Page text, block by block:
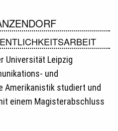
Universität Leipzig
und
Amerikanistik studiert und
einem Magisterabschluss